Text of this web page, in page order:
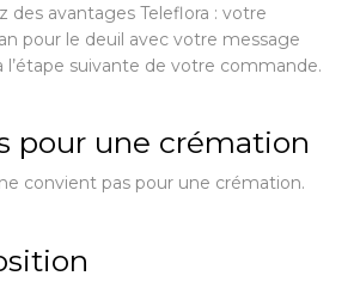
des avantages Teleflora : votre
pour le deuil avec votre message
suivante de votre commande.
pour une crémation
convient pas pour une crémation.